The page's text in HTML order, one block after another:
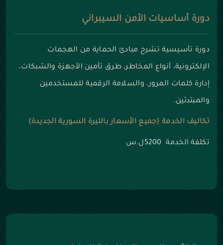
دورة أساسيات الأمن السيبراني
دورة تأسيسية تشرح مبادئ الحماية من الهجمات
الإلكترونية، أنواع المخاطر، طرق تأمين الأجهزة والشبكات،
إدارة كلمات المرور، والسلامة الرقمية للمستخدمين
والمبتدئين.
تكاليف الخدمة (جميع الأسعار بالليرة السورية الجديدة)
تكلفة الخدمة 5200ل.س